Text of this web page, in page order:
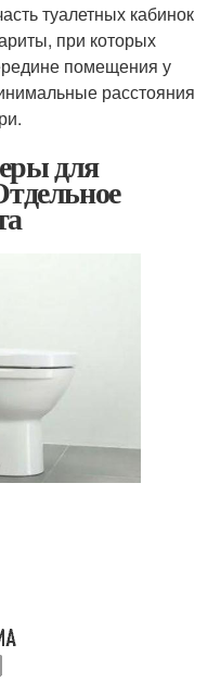
туалетных кабинок
при которых
помещения у
расстояния
для